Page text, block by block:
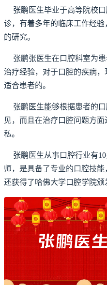
张鹏医生毕业于高等院校
诊，有着多年的临床工作经
的研究。
张鹏张医生在口腔科室为
治疗经验，对于口腔的疾病
适合患者的。
张鹏医生能够根据患者的
见，而且在治疗口腔问题方
私。
张鹏医生从事口腔行业有
师，是具备了专业的口腔技能
还获得了哈佛大学口腔学院颁